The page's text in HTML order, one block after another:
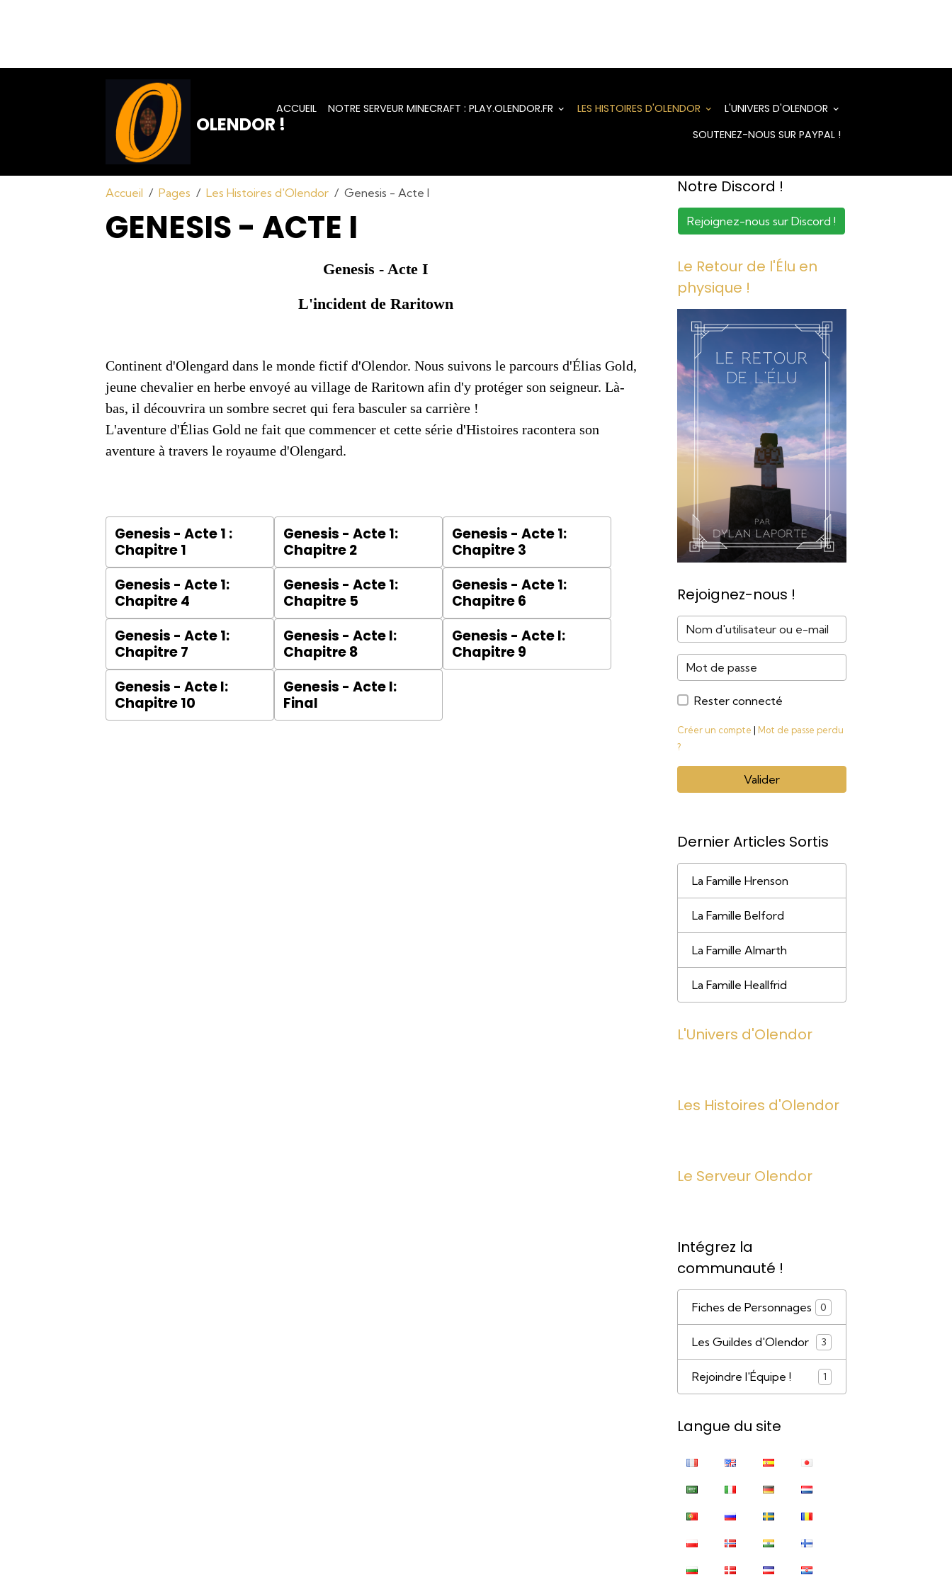
OLENDOR !
ACCUEIL NOTRE SERVEUR MINECRAFT : PLAY.OLENDOR.FR LES HISTOIRES D'OLENDOR
L'UNIVERS D'OLENDOR
SOUTENEZ-NOUS SUR PAYPAL !
Accueil Pages Les Histoires d'Olendor Genesis - Acte I
GENESIS - ACTE I
Genesis - Acte I
L'incident de Raritown
Continent d'Olengard dans le monde fictif d'Olendor. Nous suivons le parcours d'Élias Gold,
jeune chevalier en herbe envoyé au village de Raritown afin d'y protéger son seigneur. Là-
bas, il découvrira un sombre secret qui fera basculer sa carrière !
L'aventure d'Élias Gold ne fait que commencer et cette série d'Histoires racontera son
aventure à travers le royaume d'Olengard.
Genesis - Acte 1 :
Chapitre 1
Genesis - Acte 1:
Chapitre 2
Genesis - Acte 1:
Chapitre 3
Genesis - Acte 1:
Chapitre 4
Genesis - Acte 1:
Chapitre 5
Genesis - Acte 1:
Chapitre 6
Genesis - Acte 1:
Chapitre 7
Genesis - Acte I:
Chapitre 8
Genesis - Acte I:
Chapitre 9
Genesis - Acte I:
Chapitre 10
Genesis - Acte I:
Final
Notre Discord !
Rejoignez-nous sur Discord !
Le Retour de l'Élu en
physique !
Rejoignez-nous !
Rester connecté
Créer un compte | Mot de passe perdu
?
Valider
Dernier Articles Sortis
La Famille Hrenson
La Famille Belford
La Famille Almarth
La Famille Heallfrid
L'Univers d'Olendor
Les Histoires d'Olendor
Le Serveur Olendor
Intégrez la
communauté !
Fiches de Personnages 0
Les Guildes d'Olendor 3
Rejoindre l'Équipe ! 1
Langue du site